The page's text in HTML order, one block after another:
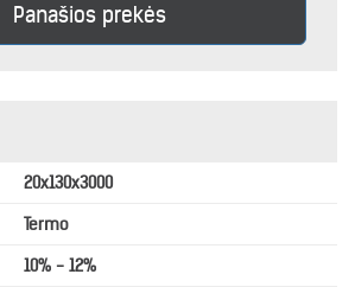
Panašios prekės
20x130x3000
Termo
10% - 12%